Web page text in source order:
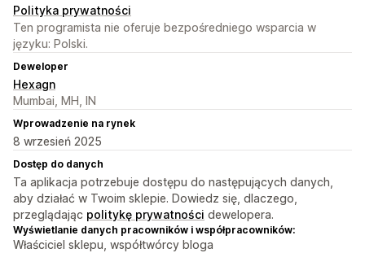
Polityka prywatności
Ten programista nie oferuje bezpośredniego wsparcia w
języku: Polski.
Deweloper
Hexagn
Mumbai, MH, IN
Wprowadzenie na rynek
8 wrzesień 2025
Dostęp do danych
Ta aplikacja potrzebuje dostępu do następujących danych,
aby działać w Twoim sklepie. Dowiedz się, dlaczego,
przeglądając politykę prywatności dewelopera.
Wyświetlanie danych pracowników i współpracowników:
Właściciel sklepu, współtwórcy bloga